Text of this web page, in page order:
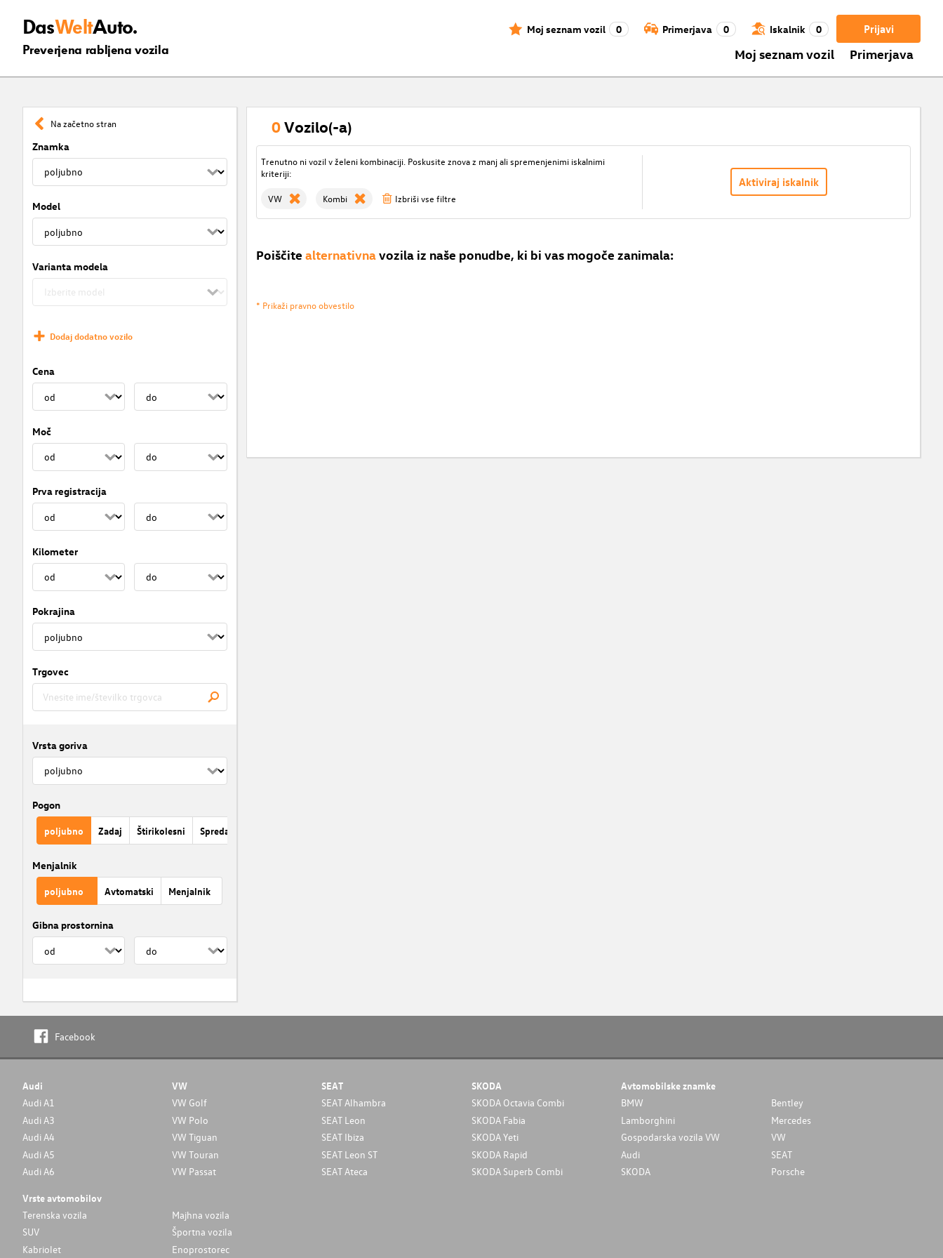
DasWeltAuto.
Preverjena rabljena vozila
Prijavi
Moj seznam vozil 0 Primerjava 0 Iskalnik 0
Moj seznam vozil Primerjava
Na začetno stran
Znamka
Model
Varianta modela
Dodaj dodatno vozilo
Cena
Moč
Prva registracija
Kilometer
Pokrajina
Trgovec
Vrsta goriva
Pogon
poljubno Zadaj Štirikolesni Spredaj
Menjalnik
poljubno Avtomatski Menjalnik
Gibna prostornina
0Vozilo(-a)
Trenutno ni vozil v želeni kombinaciji. Poskusite znova z manj ali spremenjenimi iskalnimi
kriteriji:
VW Kombi Izbriši vse filtre
Aktiviraj iskalnik
Poiščite alternativna vozila iz naše ponudbe, ki bi vas mogoče zanimala:
* Prikaži pravno obvestilo
Facebook
Audi
Audi A1
Audi A3
Audi A4
Audi A5
Audi A6
VW
VW Golf
VW Polo
VW Tiguan
VW Touran
VW Passat
SEAT
SEAT Alhambra
SEAT Leon
SEAT Ibiza
SEAT Leon ST
SEAT Ateca
SKODA
SKODA Octavia Combi
SKODA Fabia
SKODA Yeti
SKODA Rapid
SKODA Superb Combi
Avtomobilske znamke
BMW
Bentley
Lamborghini
Mercedes
Gospodarska vozila VW
VW
Audi
SEAT
SKODA
Porsche
Vrste avtomobilov
Terenska vozila
Majhna vozila
SUV
Športna vozila
Kabriolet
Enoprostorec